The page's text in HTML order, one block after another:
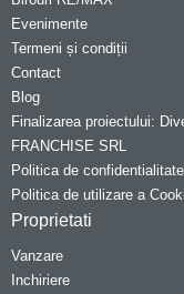
Evenimente
Termeni și condiții
Contact
Blog
Finalizarea proiectului:
FRANCHISE SRL
Politica de confidentialitate
Politica de utilizare a
Proprietati
Vanzare
Inchiriere